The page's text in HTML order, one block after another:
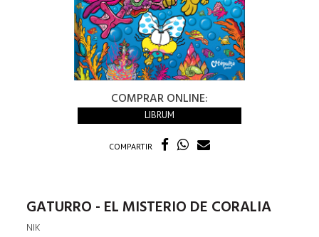
COMPRAR ONLINE:
LIBRUM
COMPARTIR
GATURRO - EL MISTERIO DE CORALIA
NIK